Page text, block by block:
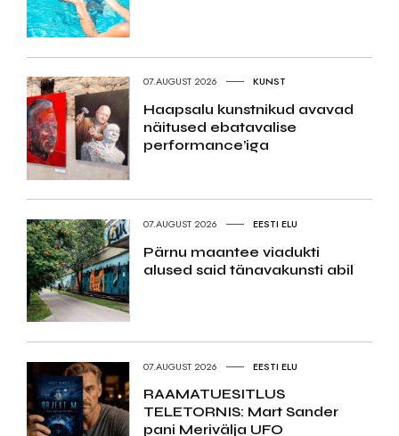
07.AUGUST 2026 KUNST
Haapsalu kunstnikud avavad
näitused ebatavalise
performance’iga
07.AUGUST 2026 EESTI ELU
Pärnu maantee viadukti
alused said tänavakunsti abil
07.AUGUST 2026 EESTI ELU
RAAMATUESITLUS
TELETORNIS: Mart Sander
pani Merivälja UFO